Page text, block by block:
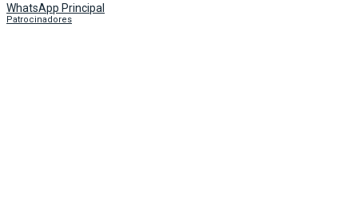
WhatsApp Principal
Patrocinadores